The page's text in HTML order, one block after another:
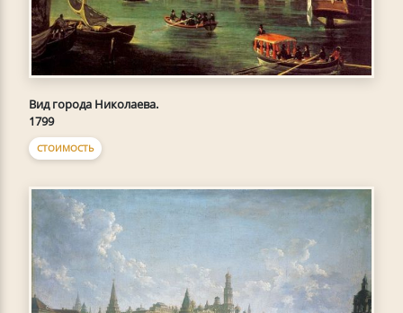
Вид города Николаева.
1799
СТОИМОСТЬ